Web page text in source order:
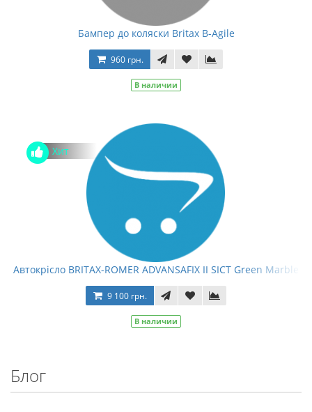
Бампер до коляски Britax B-Agile
960 грн.
В наличии
Хит
Автокрісло BRITAX-ROMER ADVANSAFIX II SICT Green Marble
9 100 грн.
В наличии
Блог